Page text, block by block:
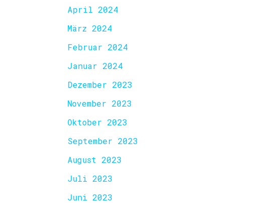
April 2024
März 2024
Februar 2024
Januar 2024
Dezember 2023
November 2023
Oktober 2023
September 2023
August 2023
Juli 2023
Juni 2023